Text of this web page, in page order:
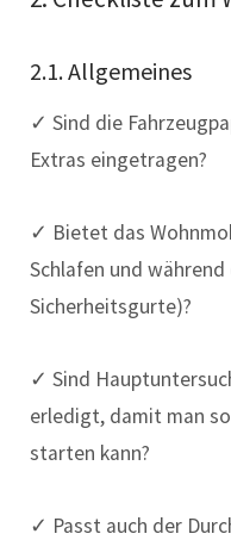
2.1. Allgemeines
✓ Sind die
Extras eingetragen?
✓ Bietet das
Schlafen und
Sicherheitsgurte)?
✓ Sind
erledigt, damit man
starten kann?
✓ Passt auch der